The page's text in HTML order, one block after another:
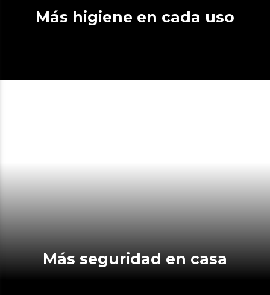
Más higiene en cada uso
Más seguridad en casa